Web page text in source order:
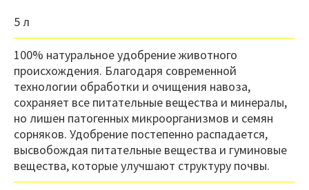
5 л
100% натуральное удобрение животного
происхождения. Благодаря современной
технологии обработки и очищения навоза,
сохраняет все питательные вещества и минералы,
но лишен патогенных микроорганизмов и семян
сорняков. Удобрение постепенно распадается,
высвобождая питательные вещества и гуминовые
вещества, которые улучшают структуру почвы.